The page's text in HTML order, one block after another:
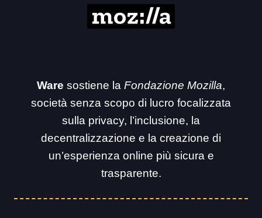
Ware sostiene la Fondazione Mozilla,
società senza scopo di lucro focalizzata
sulla privacy, l’inclusione, la
decentralizzazione e la creazione di
un’esperienza online più sicura e
trasparente.